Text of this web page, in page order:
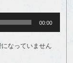
00:00
になっていません